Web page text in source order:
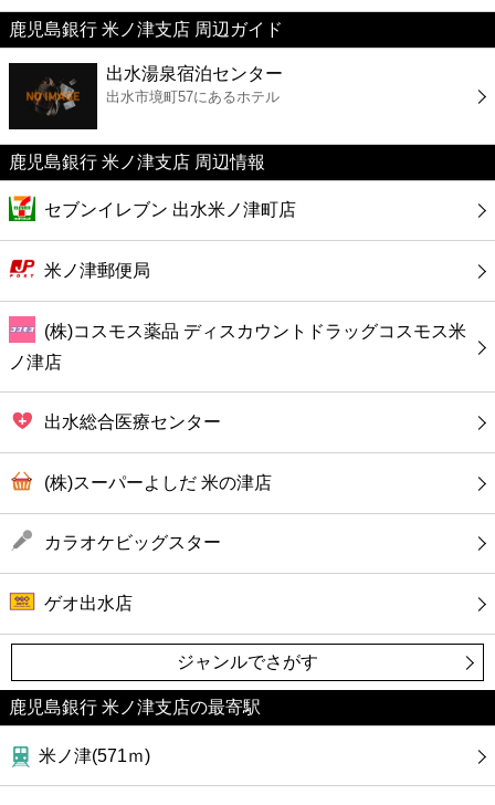
美容
コンビニ
薬局
スーパー
エンタメ
レジャー
ショッピング
銀行
公共
鹿児島銀行 米ノ津支店 周辺ガイド
出水湯泉宿泊センター
出水市境町57にあるホテル
鹿児島銀行 米ノ津支店 周辺情報
セブンイレブン 出水米ノ津町店
米ノ津郵便局
(株)コスモス薬品 ディスカウントドラッグコスモス米
ノ津店
出水総合医療センター
(株)スーパーよしだ 米の津店
カラオケビッグスター
ゲオ出水店
ジャンルでさがす
鹿児島銀行 米ノ津支店の最寄駅
米ノ津(571ｍ)